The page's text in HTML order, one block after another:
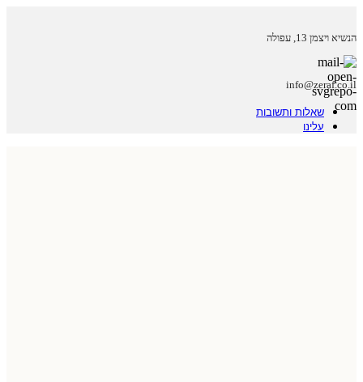
הנשיא ויצמן 13, עפולה
info@zeraf.co.il
שאלות ותשובות
עלינו